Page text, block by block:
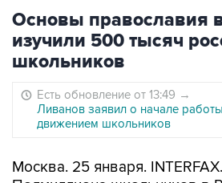
Основы православия
изучили 500 тысяч
школьников
Есть обновление от 13:49 →
Ливанов заявил о начале
движением школьников
Москва. 25 января.